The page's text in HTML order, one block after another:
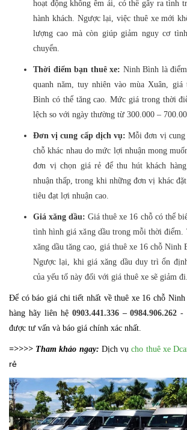
hoạt động không êm ái, có thể gây ra tình
hành khách. Ngược lại, việc thuê xe mới
lượng cao mà còn giúp giảm nguy cơ
chuyển.
Thời điểm bạn thuê xe: Ninh Bình là
quanh năm, tuy nhiên vào mùa Xuân,
Bình có thể tăng cao. Mức giá trong thời
lệch so với ngày thường từ 300.000 –
Đơn vị cung cấp dịch vụ:Mỗi đơn vị cung
chỗ khác nhau do mức lợi nhuận mong
đơn vị chọn giá rẻ để thu hút khách
nhuận thấp, trong khi những đơn vị khác
tiêu đạt lợi nhuận cao.
Giá xăng dầu: Giá thuê xe 16 chỗ có thể
tình hình giá xăng dầu trong mỗi thời điểm.
xăng dầu tăng cao, giá thuê xe 16 chỗ Ninh
Ngược lại, khi giá xăng dầu duy trì ổn
của yếu tố này đối với giá thuê xe sẽ giảm đi.
Để có báo giá chi tiết nhất về thuê xe 16 chỗ
hàng hãy liên hệ 0903.441.336 – 0984.906.262 -
được tư vấn và báo giá chính xác nhất.
=>>>> Tham khảo ngay: Dịch vụcho thuê xe
rẻ